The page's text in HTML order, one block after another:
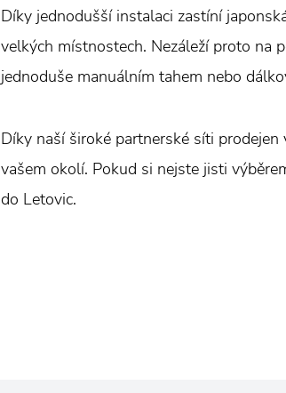
Díky jednodušší instalaci zastíní
velkých místnostech. Nezáleží proto na
jednoduše manuálním tahem nebo
Díky naší široké partnerské síti
vašem okolí. Pokud si nejste jisti
do Letovic.